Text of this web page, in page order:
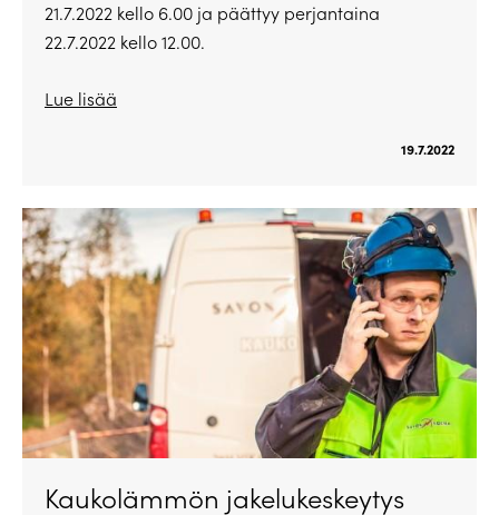
21.7.2022 kello 6.00 ja päättyy perjantaina
22.7.2022 kello 12.00.
Lue lisää
19.7.2022
Kaukolämmön jakelukeskeytys